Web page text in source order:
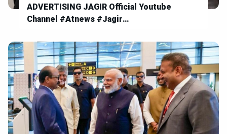
ADVERTISING JAGIR Official Youtube
Channel #Atnews #Jagir